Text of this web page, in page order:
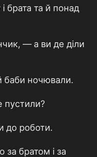
брата та й понад
— а ви де діли
баби ночювали.
до роботи.
за братом і за